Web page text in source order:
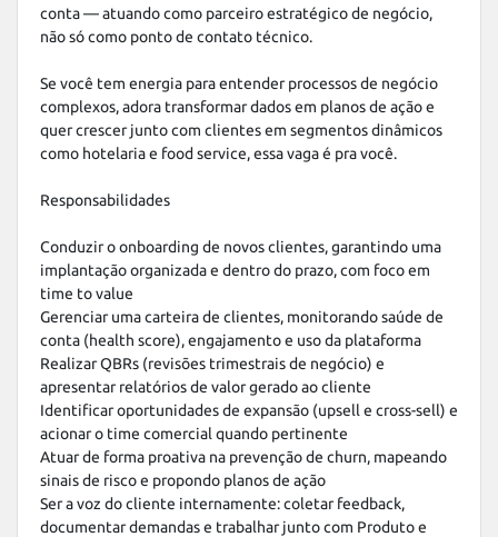
conta — atuando como parceiro estratégico de negócio,
não só como ponto de contato técnico.
Se você tem energia para entender processos de negócio
complexos, adora transformar dados em planos de ação e
quer crescer junto com clientes em segmentos dinâmicos
como hotelaria e food service, essa vaga é pra você.
Responsabilidades
Conduzir o onboarding de novos clientes, garantindo uma
implantação organizada e dentro do prazo, com foco em
time to value
Gerenciar uma carteira de clientes, monitorando saúde de
conta (health score), engajamento e uso da plataforma
Realizar QBRs (revisões trimestrais de negócio) e
apresentar relatórios de valor gerado ao cliente
Identificar oportunidades de expansão (upsell e cross-sell) e
acionar o time comercial quando pertinente
Atuar de forma proativa na prevenção de churn, mapeando
sinais de risco e propondo planos de ação
Ser a voz do cliente internamente: coletar feedback,
documentar demandas e trabalhar junto com Produto e